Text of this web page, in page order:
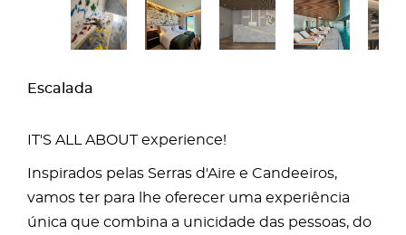
Escalada
IT'S ALL ABOUT experience!
Inspirados pelas Serras d'Aire e Candeeiros,
vamos ter para lhe oferecer uma experiência
única que combina a unicidade das pessoas, do